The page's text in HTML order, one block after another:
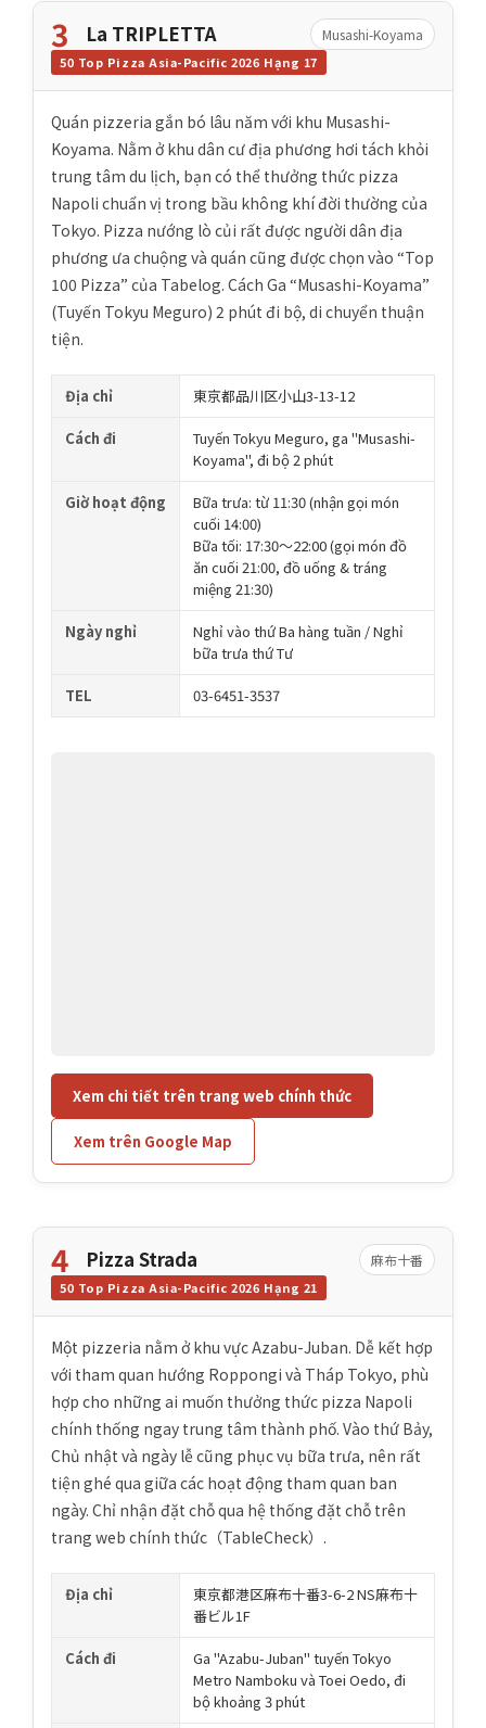
3 La TRIPLETTA Musashi-Koyama
50 Top Pizza Asia-Pacific 2026 Hạng 17
Quán pizzeria gắn bó lâu năm với khu Musashi-
Koyama. Nằm ở khu dân cư địa phương hơi tách khỏi
trung tâm du lịch, bạn có thể thưởng thức pizza
Napoli chuẩn vị trong bầu không khí đời thường của
Tokyo. Pizza nướng lò củi rất được người dân địa
phương ưa chuộng và quán cũng được chọn vào “Top
100 Pizza” của Tabelog. Cách Ga “Musashi-Koyama”
(Tuyến Tokyu Meguro) 2 phút đi bộ, di chuyển thuận
tiện.
Địa chỉ 東京都品川区小山3-13-12
Cách đi
Tuyến Tokyu Meguro, ga "Musashi-
Koyama", đi bộ 2 phút
Giờ hoạt động
Bữa trưa: từ 11:30 (nhận gọi món
cuối 14:00)
Bữa tối: 17:30〜22:00 (gọi món đồ
ăn cuối 21:00, đồ uống & tráng
miệng 21:30)
Ngày nghỉ
Nghỉ vào thứ Ba hàng tuần / Nghỉ
bữa trưa thứ Tư
TEL 03-6451-3537
Xem chi tiết trên trang web chính thức
Xem trên Google Map
4 Pizza Strada 麻布十番
50 Top Pizza Asia-Pacific 2026 Hạng 21
Một pizzeria nằm ở khu vực Azabu-Juban. Dễ kết hợp
với tham quan hướng Roppongi và Tháp Tokyo, phù
hợp cho những ai muốn thưởng thức pizza Napoli
chính thống ngay trung tâm thành phố. Vào thứ Bảy,
Chủ nhật và ngày lễ cũng phục vụ bữa trưa, nên rất
tiện ghé qua giữa các hoạt động tham quan ban
ngày. Chỉ nhận đặt chỗ qua hệ thống đặt chỗ trên
trang web chính thức（TableCheck）.
Địa chỉ
東京都港区麻布十番3-6-2 NS麻布十
番ビル1F
Cách đi
Ga "Azabu-Juban" tuyến Tokyo
Metro Namboku và Toei Oedo, đi
bộ khoảng 3 phút